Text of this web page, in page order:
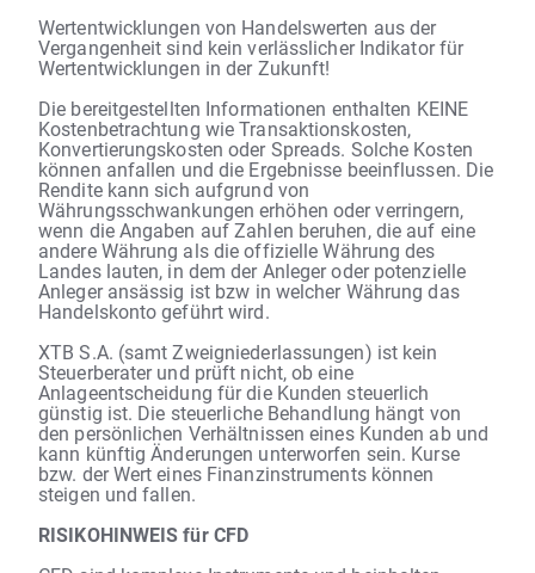
Wertentwicklungen von Handelswerten aus der
Vergangenheit sind kein verlässlicher Indikator für
Wertentwicklungen in der Zukunft!
Die bereitgestellten Informationen enthalten KEINE
Kostenbetrachtung wie Transaktionskosten,
Konvertierungskosten oder Spreads. Solche Kosten
können anfallen und die Ergebnisse beeinflussen. Die
Rendite kann sich aufgrund von
Währungsschwankungen erhöhen oder verringern,
wenn die Angaben auf Zahlen beruhen, die auf eine
andere Währung als die offizielle Währung des
Landes lauten, in dem der Anleger oder potenzielle
Anleger ansässig ist bzw in welcher Währung das
Handelskonto geführt wird.
XTB S.A. (samt Zweigniederlassungen) ist kein
Steuerberater und prüft nicht, ob eine
Anlageentscheidung für die Kunden steuerlich
günstig ist. Die steuerliche Behandlung hängt von
den persönlichen Verhältnissen eines Kunden ab und
kann künftig Änderungen unterworfen sein. Kurse
bzw. der Wert eines Finanzinstruments können
steigen und fallen.
RISIKOHINWEIS für CFD